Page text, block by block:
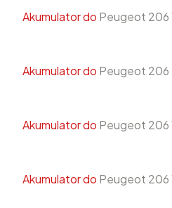
Akumulator do Peugeot 206
Akumulator do Peugeot
Akumulator do Peugeot 206
Akumulator do Peugeot 206